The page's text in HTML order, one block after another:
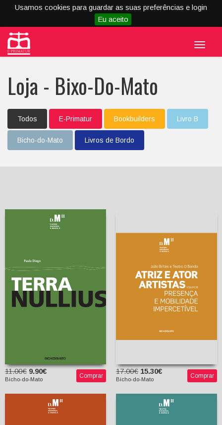
Usamos cookies para guardar as suas preferências e login
Eu aceito
Menu
Loja - Bixo-Do-Mato
Todos E-Primatur Bookbuilders Livro B
Bicho-do-Mato Livros de Bordo
11.00€ 9.90€
Bicho-do-Mato Comprar
Vol. III: Presença e
Mobilidade Impercetível
João Brites
17.00€ 15.30€
Bicho-do-Mato Comprar